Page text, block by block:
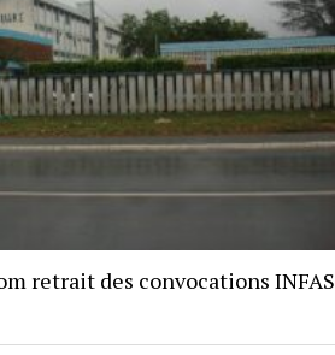
retrait des convocations INFAS